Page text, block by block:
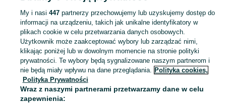
KATEGORIA
Zobacz
Mapa kategorii
Mapa miejscowości
Mapa ministron
My i nasi 447partnerzy przechowujemy lub uzyskujemy dostęp do
informacji na urządzeniu, takich jak unikalne identyfikatory w
plikach cookie w celu przetwarzania danych osobowych.
Użytkownik może zaakceptować wybory lub zarządzać nimi,
klikając poniżej lub w dowolnym momencie na stronie polityki
prywatności. Te wybory będą sygnalizowane naszym partnerom i
nie będą miały wpływu na dane przeglądania. Polityka cookies,
Polityka Prywatności
Wraz z naszymi partnerami przetwarzamy dane w celu
zapewnienia: